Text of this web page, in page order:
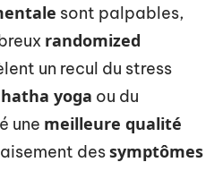
sont palpables,
randomized
un recul du stress
hatha yoga ou du
une meilleure qualité
dessymptômes